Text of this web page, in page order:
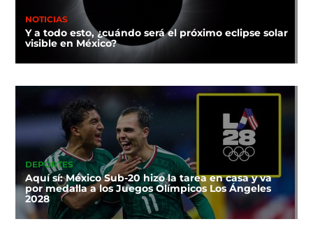
NOTICIAS
Y a todo esto, ¿cuándo será el próximo eclipse solar
visible en México?
DEPORTES
Aquí sí: México Sub-20 hizo la tarea en casa y va
por medalla a los Juegos Olímpicos Los Ángeles
2028